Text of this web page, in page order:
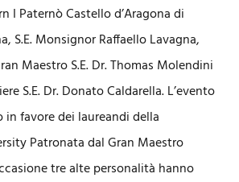
I Paternò Castello d’Aragona di
S.E. Monsignor Raffaello Lavagna,
Maestro S.E. Dr. Thomas Molendini
S.E. Dr. Donato Caldarella. L’evento
favore dei laureandi della
Patronata dal Gran Maestro
tre alte personalità hanno